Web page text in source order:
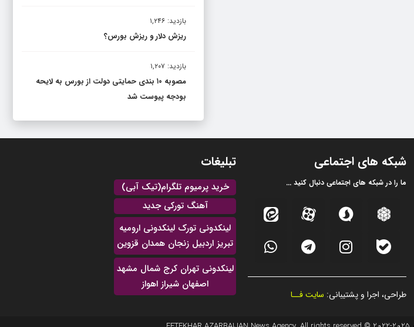
بازدید: ۱,۲۴۶
ریزش دلار و ریزش بورس؟
بازدید: ۱,۲۰۷
مصوبه ۱۰ بندی حمایتی دولت از بورس به لایحه
بودجه پیوست شد
شبکه های اجتماعی
ما را در شبکه های اجتماعی دنبال کنید ...
طراحی، اجرا و پشتیبانی: سایت فــا
تبلیغات
خرید پرمیوم تلگرام(تیک آبی)
آهنگ تورکی جدید
لینکدونی تورک لینکدونی ارومیه
تبریز اردبیل زنجان همدان قزوین
لینکدونی تهران کرج شمال مشهد
اصفهان شیراز اهواز